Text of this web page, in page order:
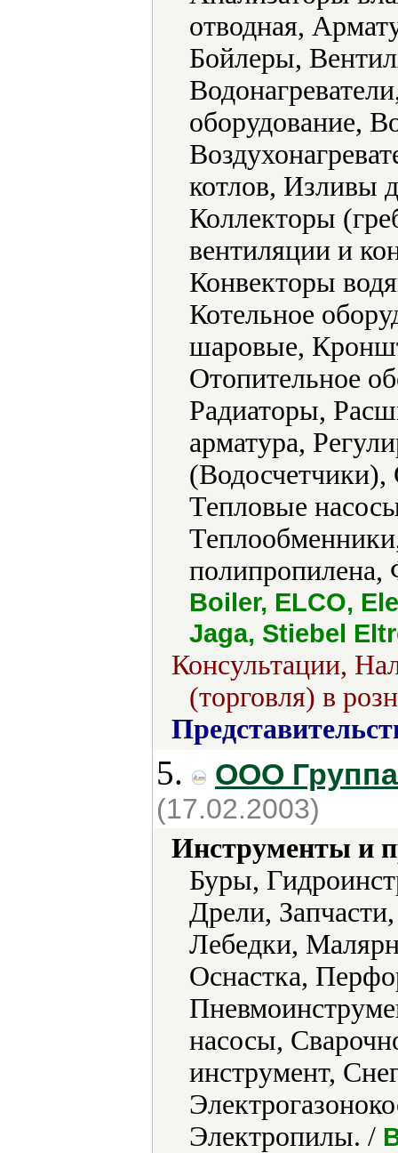
отводная,
Бойлеры,
оборудование,
котлов, Изливы
Коллекторы
вентиляции и
Конвекторы
Котельное
шаровые,
Отопительное
Радиаторы,
арматура,
(Водосчетчики),
Тепловые
Boiler, ELCO,
Jaga, Stiebel
Консультации,
(торговля) в
5. ООО
(17.02.2003)
Инструменты и
Буры,
Дрели,
Лебедки,
Оснастка,
насосы,
инструмент,
Электропилы. /